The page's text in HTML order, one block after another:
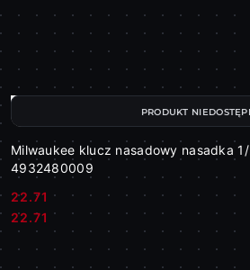
Milwaukee klucz nasadowy nasadka
4932480009
Cena:
22.71
Cena:
22.71
PRODUKT